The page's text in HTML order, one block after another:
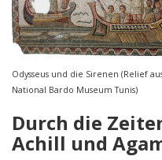
Odysseus und die Sirenen (Relief
National Bardo Museum Tunis)
Durch die
Achill und